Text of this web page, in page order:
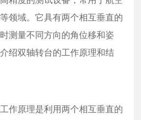
领域。它具有两个相互垂直的
测量不同方向的角位移和姿
绍双轴转台的工作原理和结
作原理是利用两个相互垂直的